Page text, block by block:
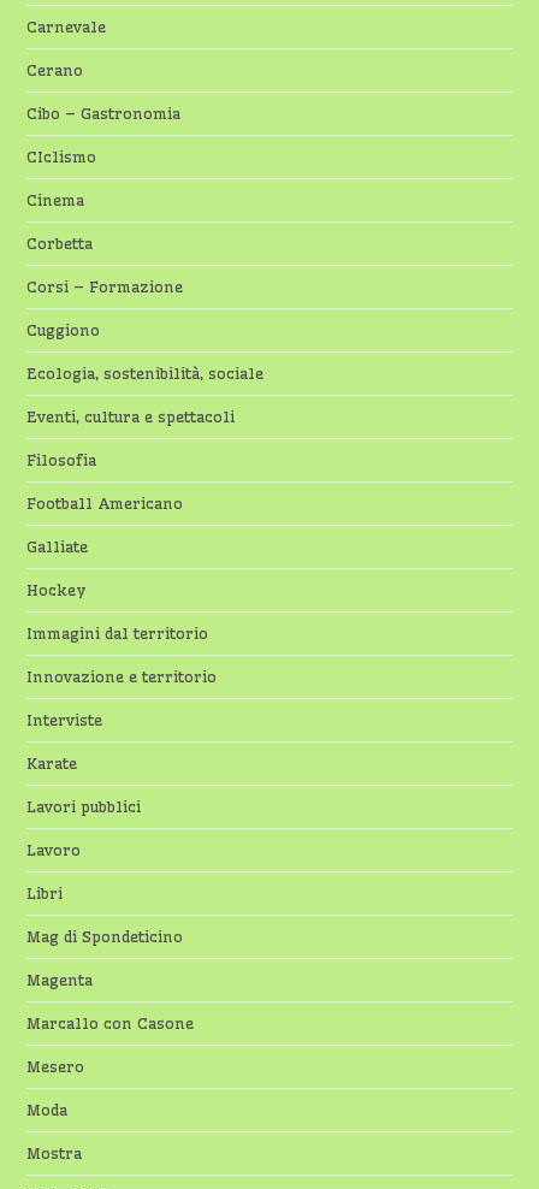
Carnevale
Cerano
Cibo – Gastronomia
CIclismo
Cinema
Corbetta
Corsi – Formazione
Cuggiono
Ecologia, sostenibilità, sociale
Eventi, cultura e spettacoli
Filosofia
Football Americano
Galliate
Hockey
Immagini dal territorio
Innovazione e territorio
Interviste
Karate
Lavori pubblici
Lavoro
Libri
Mag di Spondeticino
Magenta
Marcallo con Casone
Mesero
Moda
Mostra